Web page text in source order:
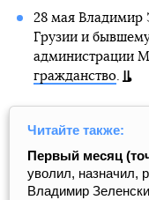
28 мая Владимир
Грузии и
администрации
гражданство.
Читайте также:
Первый месяц
уволил, назначил,
Владимир